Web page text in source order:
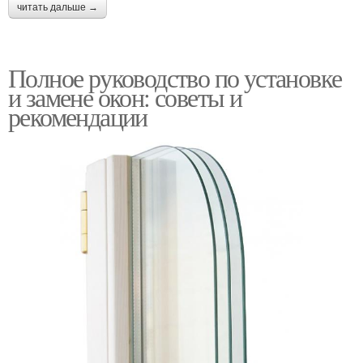
читать дальше →
Полное руководство по установке
и замене окон: советы и
рекомендации